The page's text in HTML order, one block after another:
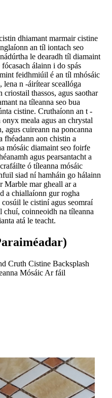
dhiamant marmair cistine
an tíl iontach seo
le dearadh tíl diamaint
álainn i do spás
feidhmiúil é an tíl mhósáic
lena n -áirítear sceallóga
thassos, agus saothar
na tíleanna seo bua
cistine. Cruthaíonn an t -
meala agus an chrystal
agus cuireann na poncanna
fhéadann aon chistin a
mósáic diamaint seo foirfe
agus pearsantacht a
ó tíleanna mósáic
siad ní hamháin go hálainn
Marble mar gheall ar a
a chiallaíonn gur rogha
le cistiní agus seomraí
chuí, coinneoidh na tíleanna
atá le teacht.
Cruth Cistine Backsplash
Mósáic Ar fáil